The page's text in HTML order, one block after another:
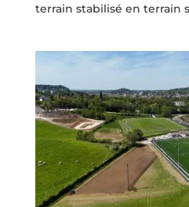
terrain stabilisé en terrain